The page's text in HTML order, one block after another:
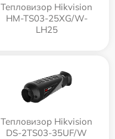
Тепловизор Hikvision
HM-TS03-25XG/W-
LH25
Тепловизор Hikvision
DS-2TS03-35UF/W